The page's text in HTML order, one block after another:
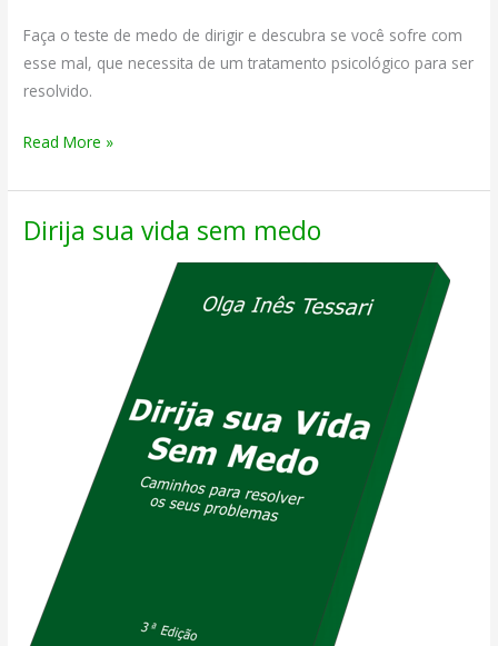
Faça o teste de medo de dirigir e descubra se você sofre com
esse mal, que necessita de um tratamento psicológico para ser
resolvido.
Teste
Medo
de
Dirigir
Read More »
Dirija sua vida sem medo